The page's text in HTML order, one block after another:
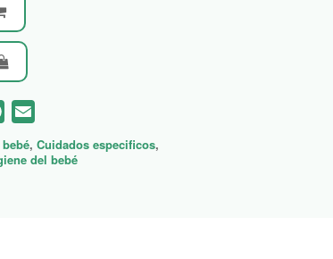
Facebook
, Cuidados especificos,
del bebé